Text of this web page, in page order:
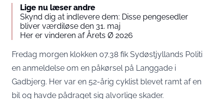
Lige nu læser andre
Skynd dig at indlevere dem: Disse pengesedler
bliver værdiløse den 31. maj
Her er vinderen af Årets Ø 2026
Fredag morgen klokken 07.38 fik Sydøstjyllands Politi
en anmeldelse om en påkørsel på Langgade i
Gadbjerg. Her var en 52-årig cyklist blevet ramt af en
bil og havde pådraget sig alvorlige skader.